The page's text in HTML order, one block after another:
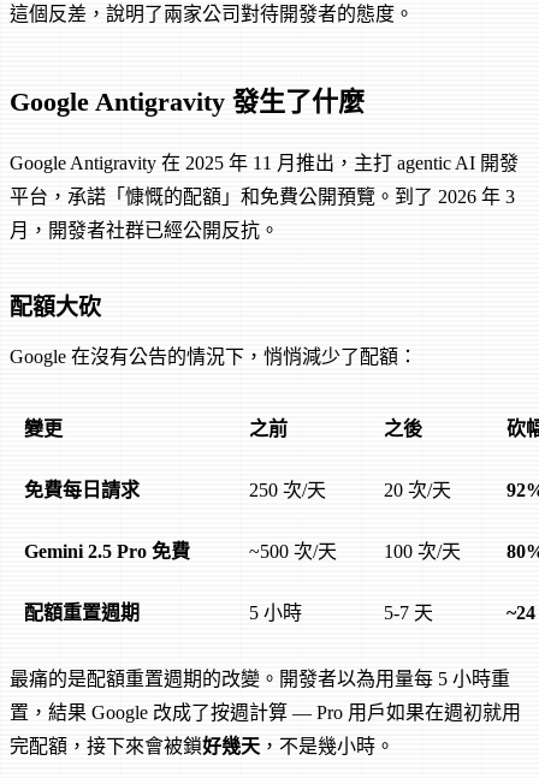
這個反差，說明了兩家公司對待開發者的態度。
Google Antigravity 發生了什麼
Google Antigravity 在 2025 年 11 月推出，主打 agentic AI 開發
平台，承諾「慷慨的配額」和免費公開預覽。到了 2026 年 3
月，開發者社群已經公開反抗。
配額大砍
Google 在沒有公告的情況下，悄悄減少了配額：
變更 之前 之後 砍
免費每日請求 250 次/天 20 次/天
Gemini 2.5 Pro 免費 ~500 次/天 100 次/天
配額重置週期 5 小時 5-7 天
最痛的是配額重置週期的改變。開發者以為用量每 5 小時重
置，結果 Google 改成了按週計算 — Pro 用戶如果在週初就用
完配額，接下來會被鎖好幾天 ，不是幾小時。